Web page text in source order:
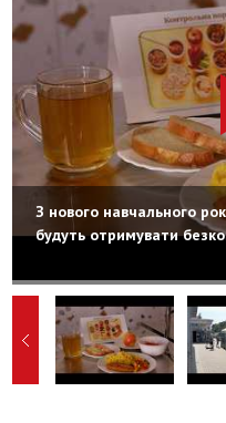
З нового навчального
будуть отримувати